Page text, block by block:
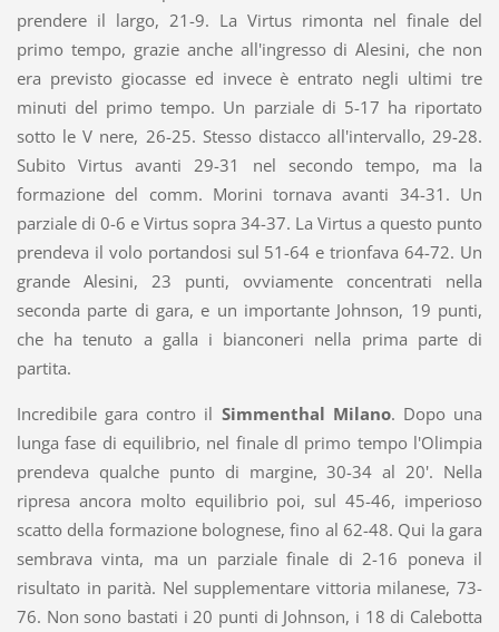
prendere il largo, 21-9. La Virtus rimonta nel finale del
primo tempo, grazie anche all'ingresso di Alesini, che non
era previsto giocasse ed invece è entrato negli ultimi tre
minuti del primo tempo. Un parziale di 5-17 ha riportato
sotto le V nere, 26-25. Stesso distacco all'intervallo, 29-28.
Subito Virtus avanti 29-31 nel secondo tempo, ma la
formazione del comm. Morini tornava avanti 34-31. Un
parziale di 0-6 e Virtus sopra 34-37. La Virtus a questo punto
prendeva il volo portandosi sul 51-64 e trionfava 64-72. Un
grande Alesini, 23 punti, ovviamente concentrati nella
seconda parte di gara, e un importante Johnson, 19 punti,
che ha tenuto a galla i bianconeri nella prima parte di
partita.
Incredibile gara contro il Simmenthal Milano. Dopo una
lunga fase di equilibrio, nel finale dl primo tempo l'Olimpia
prendeva qualche punto di margine, 30-34 al 20'. Nella
ripresa ancora molto equilibrio poi, sul 45-46, imperioso
scatto della formazione bolognese, fino al 62-48. Qui la gara
sembrava vinta, ma un parziale finale di 2-16 poneva il
risultato in parità. Nel supplementare vittoria milanese, 73-
76. Non sono bastati i 20 punti di Johnson, i 18 di Calebotta